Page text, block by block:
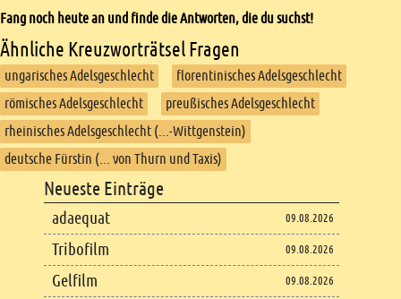
Fang noch heute an und finde die Antworten, die du suchst!
Ähnliche Kreuzworträtsel Fragen
ungarisches Adelsgeschlecht
florentinisches Adelsgeschlecht
römisches Adelsgeschlecht
preußisches Adelsgeschlecht
rheinisches Adelsgeschlecht (...-Wittgenstein)
deutsche Fürstin (... von Thurn und Taxis)
Footer content
Neueste Einträge
adaequat 09.08.2026
Tribofilm 09.08.2026
Gelfilm 09.08.2026